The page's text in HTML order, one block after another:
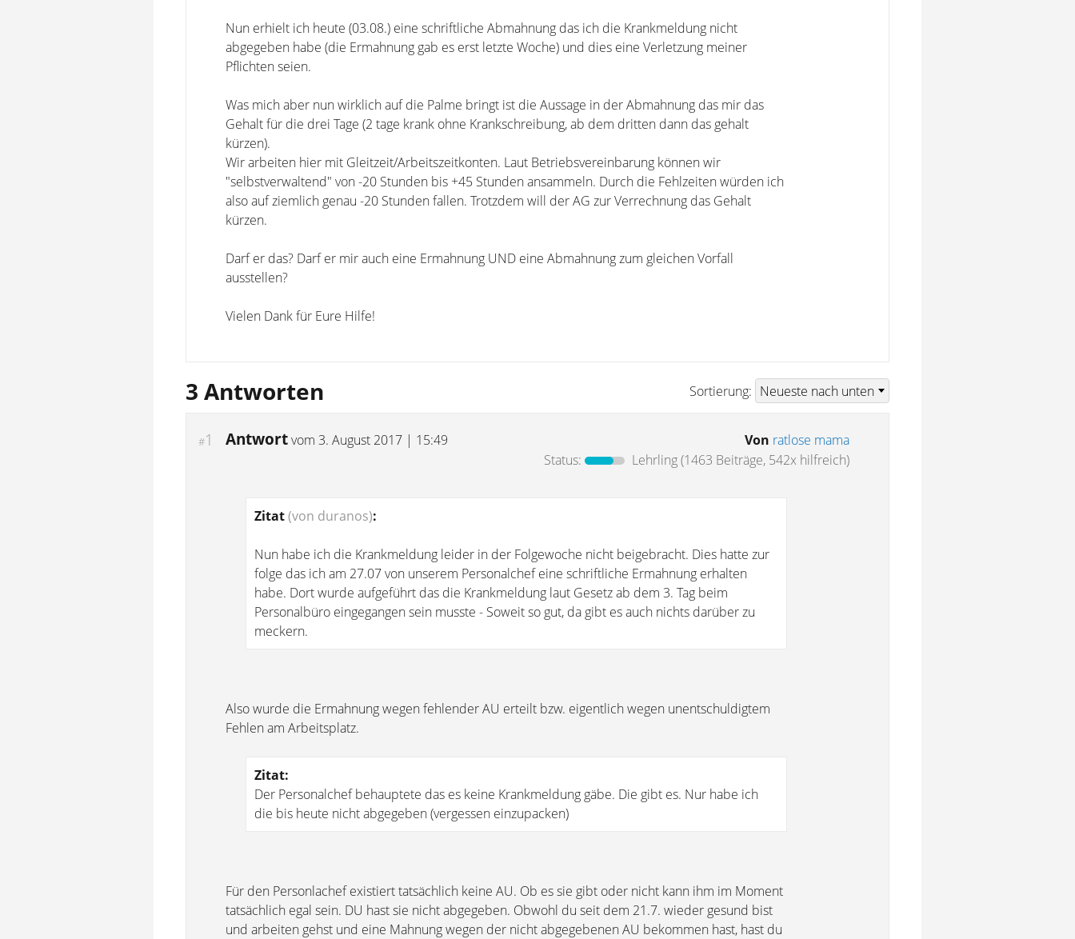
Nun erhielt ich heute (03.08.) eine schriftliche Abmahnung das ich die Krankmeldung nicht
abgegeben habe (die Ermahnung gab es erst letzte Woche) und dies eine Verletzung meiner
Pflichten seien.
Was mich aber nun wirklich auf die Palme bringt ist die Aussage in der Abmahnung das mir das
Gehalt für die drei Tage (2 tage krank ohne Krankschreibung, ab dem dritten dann das gehalt
kürzen).
Wir arbeiten hier mit Gleitzeit/Arbeitszeitkonten. Laut Betriebsvereinbarung können wir
"selbstverwaltend" von -20 Stunden bis +45 Stunden ansammeln. Durch die Fehlzeiten würden ich
also auf ziemlich genau -20 Stunden fallen. Trotzdem will der AG zur Verrechnung das Gehalt
kürzen.
Darf er das? Darf er mir auch eine Ermahnung UND eine Abmahnung zum gleichen Vorfall
ausstellen?
Vielen Dank für Eure Hilfe!
3 Antworten Sortierung:
#1 Antwortvom 3. August 2017 | 15:49 Von ratlose mama
Status:
Lehrling(1463 Beiträge, 542x hilfreich)
Zitat(von duranos):
Nun habe ich die Krankmeldung leider in der Folgewoche nicht beigebracht. Dies hatte zur
folge das ich am 27.07 von unserem Personalchef eine schriftliche Ermahnung erhalten
habe. Dort wurde aufgeführt das die Krankmeldung laut Gesetz ab dem 3. Tag beim
Personalbüro eingegangen sein musste - Soweit so gut, da gibt es auch nichts darüber zu
meckern.
Also wurde die Ermahnung wegen fehlender AU erteilt bzw. eigentlich wegen unentschuldigtem
Fehlen am Arbeitsplatz.
Zitat:
Der Personalchef behauptete das es keine Krankmeldung gäbe. Die gibt es. Nur habe ich
die bis heute nicht abgegeben (vergessen einzupacken)
Für den Personlachef existiert tatsächlich keine AU. Ob es sie gibt oder nicht kann ihm im Moment
tatsächlich egal sein. DU hast sie nicht abgegeben. Obwohl du seit dem 21.7. wieder gesund bist
und arbeiten gehst und eine Mahnung wegen der nicht abgegebenen AU bekommen hast, hast du